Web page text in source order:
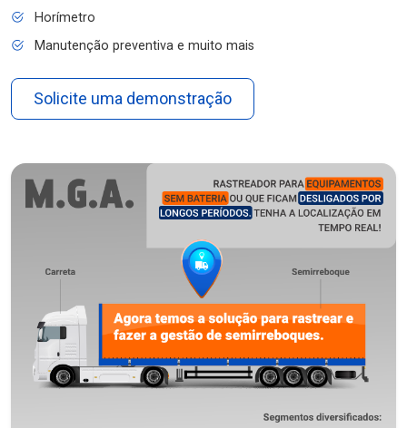
Horímetro
Manutenção preventiva e muito mais
Solicite uma demonstração